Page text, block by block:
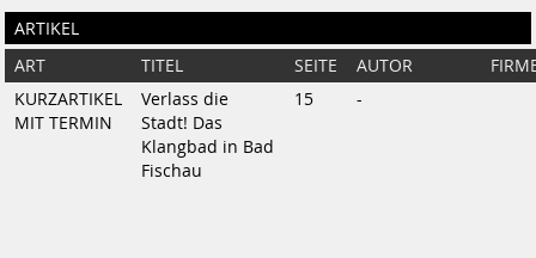
ARTIKEL
ART TITEL SEITE AUTOR
KURZARTIKEL
MIT TERMIN
Verlass die
Stadt! Das
Klangbad in Bad
Fischau
15 -